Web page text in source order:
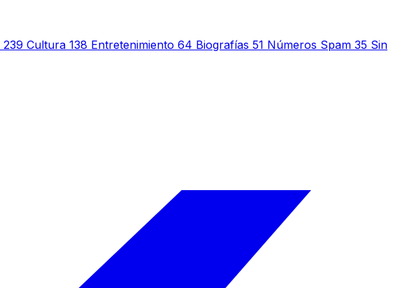
239 Cultura 138 Entretenimiento 64 Biografías 51 Números Spam 35 Sin